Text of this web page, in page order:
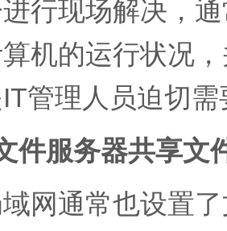
行现场解决，
机的运行状况
管理人员迫切
件服务器共享文
网通常也设置